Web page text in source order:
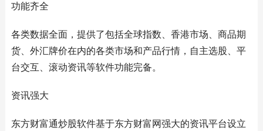
功能齐全
各类数据全面，提供了包括全球指数、香港市场、商品期
货、外汇牌价在内的各类市场和产品行情，自主选股、平
台交互、滚动资讯等软件功能完备。
资讯强大
东方财富通炒股软件基于东方财富网强大的资讯平台设立